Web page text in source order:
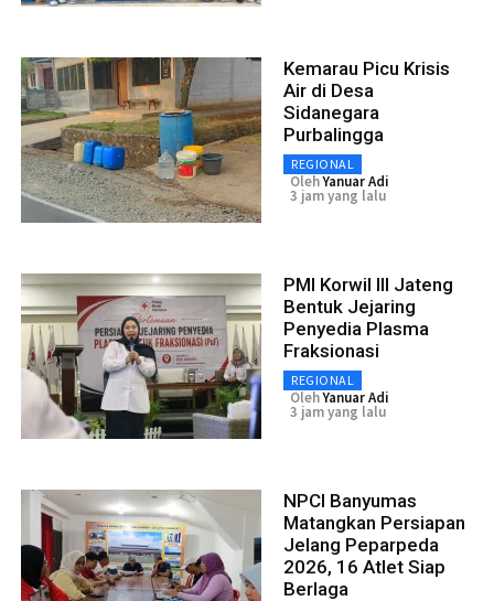
Kemarau Picu Krisis
Air di Desa
Sidanegara
Purbalingga
REGIONAL
OlehYanuar Adi
3 jam yang lalu
PMI Korwil III Jateng
Bentuk Jejaring
Penyedia Plasma
Fraksionasi
REGIONAL
OlehYanuar Adi
3 jam yang lalu
NPCI Banyumas
Matangkan Persiapan
Jelang Peparpeda
2026, 16 Atlet Siap
Berlaga